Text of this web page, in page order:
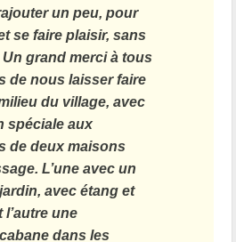
un peu, pour
se faire plaisir, sans
grand merci à tous
de nous laisser faire
du village, avec
spéciale aux
de deux maisons
L’une avec un
avec étang et
une
dans les